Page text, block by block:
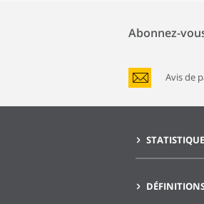
Abonnez-
Avis de